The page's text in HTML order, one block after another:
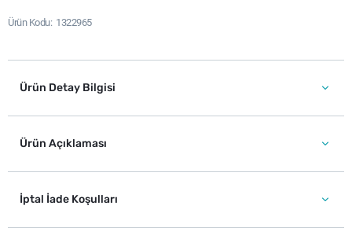
Ürün Kodu 1322965
Ürün Detay Bilgisi
Ürün Açıklaması
İptal İade Koşulları